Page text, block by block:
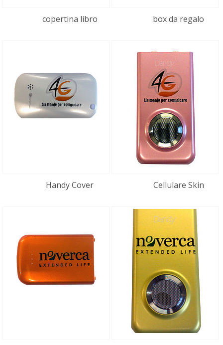
copertina libro box da regalo
Handy Cover Cellulare Skin